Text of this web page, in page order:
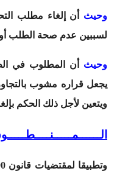
وحيث
لسببين عدم صحة الطلب
وحيث
أن المطلوب في
يجعل قراره مشوب
ويتعين لأجل ذلك الحكم